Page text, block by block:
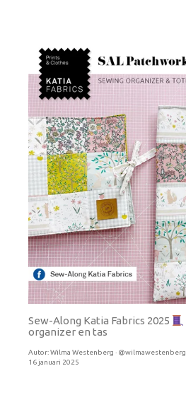
Sew-Along Katia Fabrics 2025
organizer en tas
Autor:Wilma Westenberg · @wilmawestenberg
16 januari 2025